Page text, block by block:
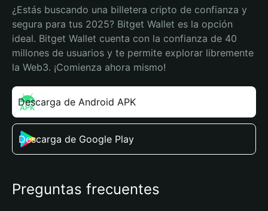
¿Estás buscando una billetera cripto de confianza y
segura para tus 2025? Bitget Wallet es la opción
ideal. Bitget Wallet cuenta con la confianza de 40
millones de usuarios y te permite explorar libremente
la Web3. ¡Comienza ahora mismo!
Descarga de Android APK
Descarga de Google Play
Preguntas frecuentes